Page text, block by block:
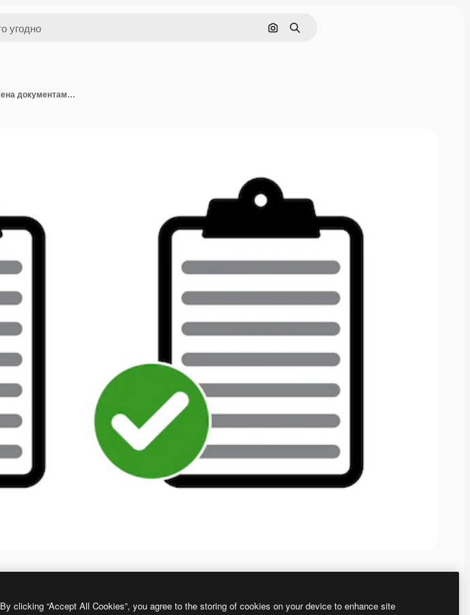
Поиск по изображению
Поиск
красный крест и зеленый отметка значок бумаги для обмена документами утвержденный и отклоненный контрольный список документов
By clicking “Accept All Cookies”, you agree to the storing of cookies on your device to enhance site